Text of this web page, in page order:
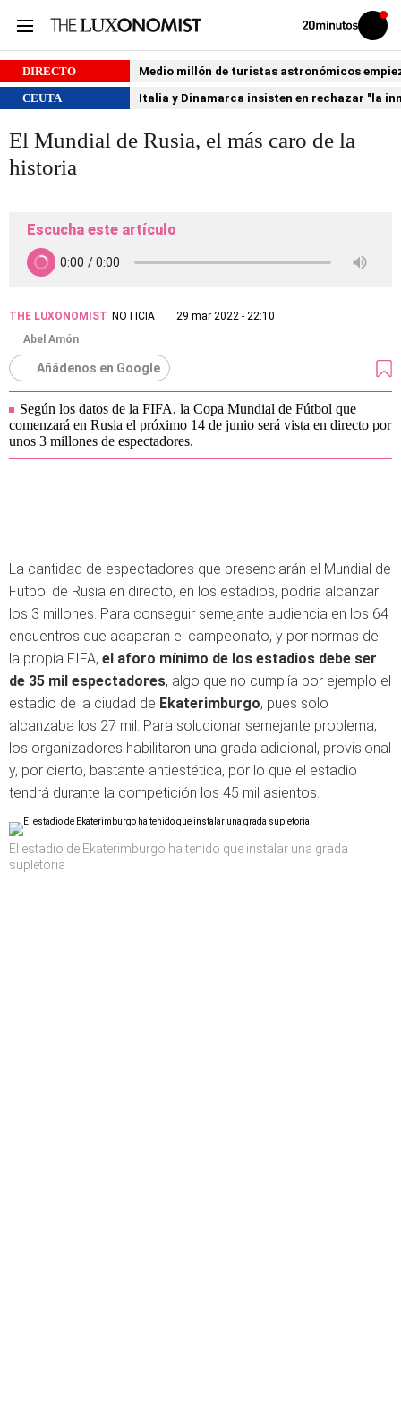
Volver
Iniciar
sesión
DIRECTO
Medio millón de turistas astronómicos
CEUTA
Italia y Dinamarca insisten en rechazar "la
El Mundial de Rusia, el más caro de la
historia
Escucha este artículo
THE LUXONOMIST NOTICIA
29 mar 2022 - 22:10
Abel Amón
Añádenos en Google
Según los datos de la FIFA, la Copa Mundial de Fútbol que
comenzará en Rusia el próximo 14 de junio será vista en directo por
unos 3 millones de espectadores.
La cantidad de espectadores que presenciarán el Mundial de
Fútbol de Rusia en directo, en los estadios, podría alcanzar
los 3 millones. Para conseguir semejante audiencia en los 64
encuentros que acaparan el campeonato, y por normas de
la propia FIFA, el aforo mínimo de los estadios debe ser
de 35 mil espectadores, algo que no cumplía por ejemplo el
estadio de la ciudad de Ekaterimburgo, pues solo
alcanzaba los 27 mil. Para solucionar semejante problema,
los organizadores habilitaron una grada adicional, provisional
y, por cierto, bastante antiestética, por lo que el estadio
tendrá durante la competición los 45 mil asientos.
El estadio de Ekaterimburgo ha tenido que instalar una grada
supletoria